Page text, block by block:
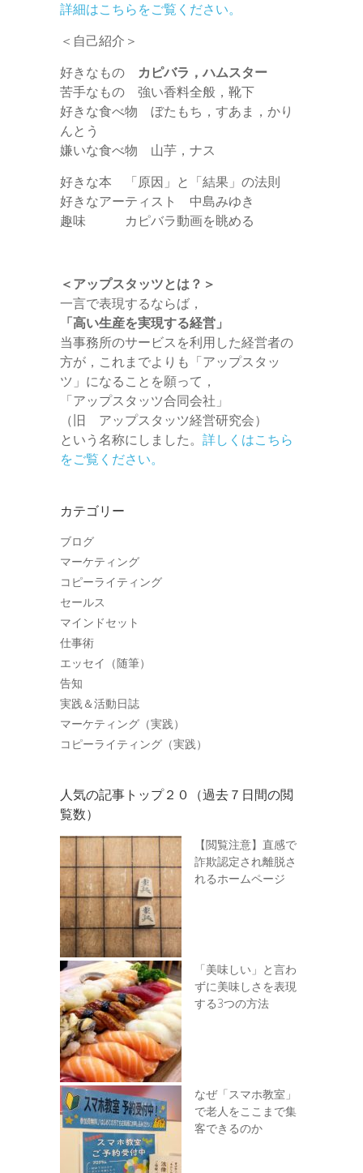
詳細はこちらをご覧ください。
＜自己紹介＞
好きなもの カピバラ，ハムスター
苦手なもの 強い香料全般，靴下
好きな食べ物 ぼたもち，すあま，かり
んとう
嫌いな食べ物 山芋，ナス
好きな本 「原因」と「結果」の法則
好きなアーティスト 中島みゆき
趣味 カピバラ動画を眺める
＜アップスタッツとは？＞
一言で表現するならば，
「高い生産を実現する経営」
当事務所のサービスを利用した経営者の
方が，これまでよりも「アップスタッ
ツ」になることを願って，
「アップスタッツ合同会社」
（旧 アップスタッツ経営研究会）
という名称にしました。 詳しくはこちら
をご覧ください。
カテゴリー
ブログ
マーケティング
コピーライティング
セールス
マインドセット
仕事術
エッセイ（随筆）
告知
実践＆活動日誌
マーケティング（実践）
コピーライティング（実践）
人気の記事トップ２０（過去７日間の閲
覧数）
【閲覧注意】直感で
詐欺認定され離脱さ
れるホームページ
「美味しい」と言わ
ずに美味しさを表現
する3つの方法
なぜ「スマホ教室」
で老人をここまで集
客できるのか